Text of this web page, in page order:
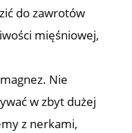
do zawrotów
mięśniowej,
Nie
w zbyt dużej
z nerkami,